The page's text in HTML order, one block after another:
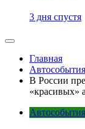
3 дня спустя
Главная
Автособытия
В России
«красивых»
Автособытия